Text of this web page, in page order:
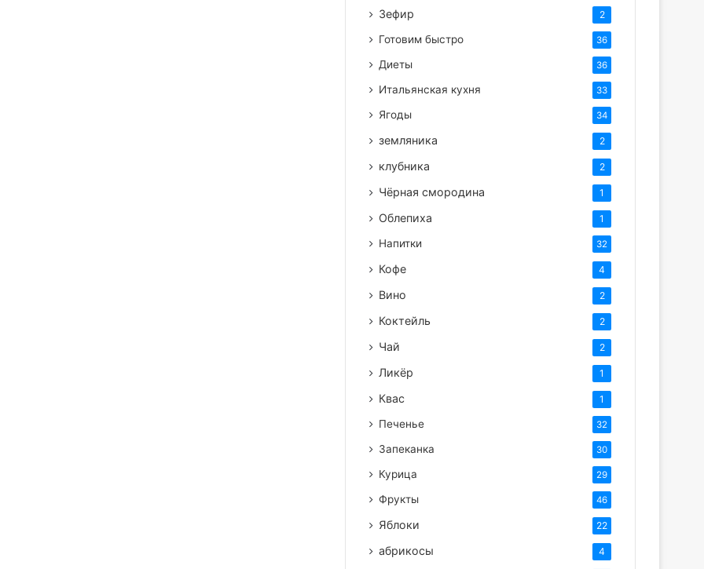
Зефир 2
Готовим быстро 36
Диеты 36
Итальянская кухня 33
Ягоды 34
земляника 2
клубника 2
Чёрная смородина 1
Облепиха 1
Напитки 32
Кофе 4
Вино 2
Коктейль 2
Чай 2
Ликёр 1
Квас 1
Печенье 32
Запеканка 30
Курица 29
Фрукты 46
Яблоки 22
абрикосы 4